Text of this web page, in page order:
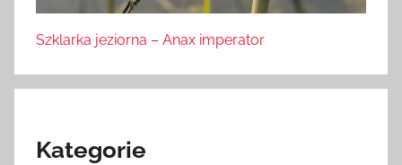
Szklarka jeziorna – Anax imperator
Kategorie